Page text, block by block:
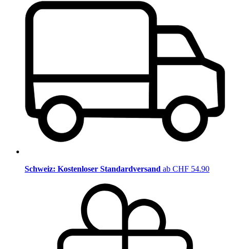
Schweiz: Kostenloser Standardversand ab CHF 54.90